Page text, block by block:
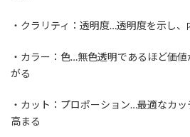
・クラリティ：透明度…透明度を示し
・カラー：色…無色透明であるほど価
がる
・カット：プロポーション…最適なカ
高まる